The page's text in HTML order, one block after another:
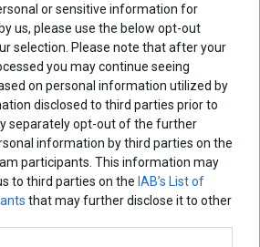
or sensitive information for
us, please use the below opt-out
selection. Please note that after your
you may continue seeing
on personal information utilized by
disclosed to third parties prior to
separately opt-out of the further
information by third parties on the
participants. This information may
to third parties on the IAB’s List of
that may further disclose it to other
Κούρταλη
των ομολόγων επέστρεψαν